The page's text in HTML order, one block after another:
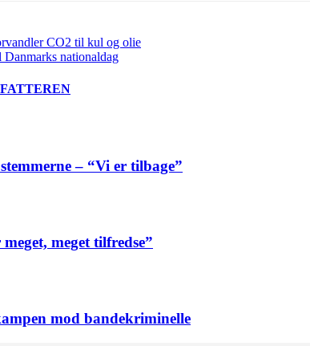
CO2 til kul og olie
nationaldag
– “Vi er tilbage”
meget tilfredse”
mod bandekriminelle